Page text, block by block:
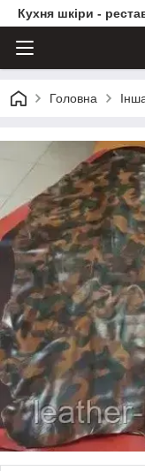
Кухня шкіри -
Головна